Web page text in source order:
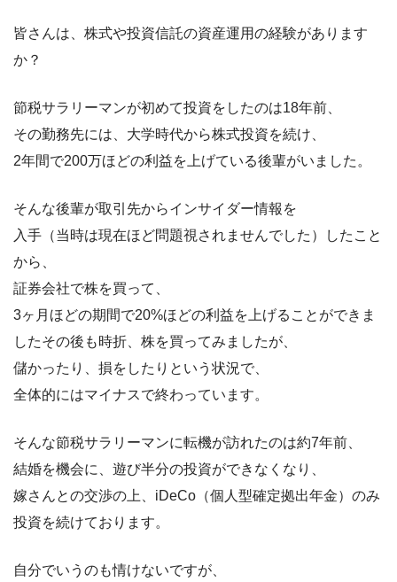
皆さんは、株式や投資信託の資産運用の経験があります
か？
節税サラリーマンが初めて投資をしたのは18年前、
その勤務先には、大学時代から株式投資を続け、
2年間で200万ほどの利益を上げている後輩がいました。
そんな後輩が取引先からインサイダー情報を
入手（当時は現在ほど問題視されませんでした）したこと
から、
証券会社で株を買って、
3ヶ月ほどの期間で20%ほどの利益を上げることができま
したその後も時折、株を買ってみましたが、
儲かったり、損をしたりという状況で、
全体的にはマイナスで終わっています。
そんな節税サラリーマンに転機が訪れたのは約7年前、
結婚を機会に、遊び半分の投資ができなくなり、
嫁さんとの交渉の上、iDeCo（個人型確定拠出年金）のみ
投資を続けております。
自分でいうのも情けないですが、